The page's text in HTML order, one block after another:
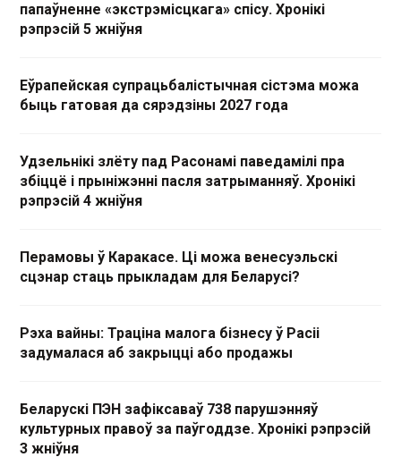
папаўненне «экстрэмісцкага» спісу. Хронікі
рэпрэсій 5 жніўня
Еўрапейская супрацьбалістычная сістэма можа
быць гатовая да сярэдзіны 2027 года
Удзельнікі злёту пад Расонамі паведамілі пра
збіццё і прыніжэнні пасля затрыманняў. Хронікі
рэпрэсій 4 жніўня
Перамовы ў Каракасе. Ці можа венесуэльскі
сцэнар стаць прыкладам для Беларусі?
Рэха вайны: Траціна малога бізнесу ў Расіі
задумалася аб закрыцці або продажы
Беларускі ПЭН зафіксаваў 738 парушэнняў
культурных правоў за паўгоддзе. Хронікі рэпрэсій
3 жніўня